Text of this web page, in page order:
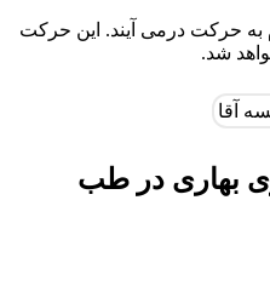
به حرکت درمی آیند. این حرکت
شد.
بهاری در طب